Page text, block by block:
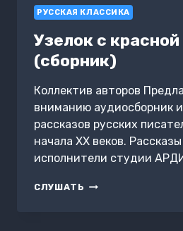
ЧЕЛОВЕКА
РУССКАЯ КЛАССИКА
Узелок с
(сборник)
Коллектив авторов
вниманию аудиосборник
рассказов русских
начала XX веков.
исполнители студии
СЛУШАТЬ УЗЕЛОК